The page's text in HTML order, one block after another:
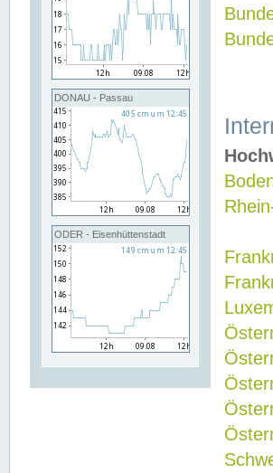
DONAU - Passau
ODER - Eisenhüttenstadt